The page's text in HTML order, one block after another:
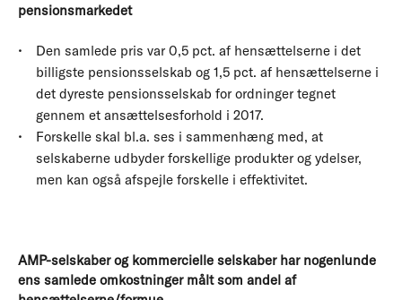
pensionsmarkedet
Den samlede pris var 0,5 pct. af hensættelserne i det
billigste pensionsselskab og 1,5 pct. af hensættelserne i
det dyreste pensionsselskab for ordninger tegnet
gennem et ansættelsesforhold i 2017.
Forskelle skal bl.a. ses i sammenhæng med, at
selskaberne udbyder forskellige produkter og ydelser,
men kan også afspejle forskelle i effektivitet.
AMP-selskaber og kommercielle selskaber har nogenlunde
ens samlede omkostninger målt som andel af